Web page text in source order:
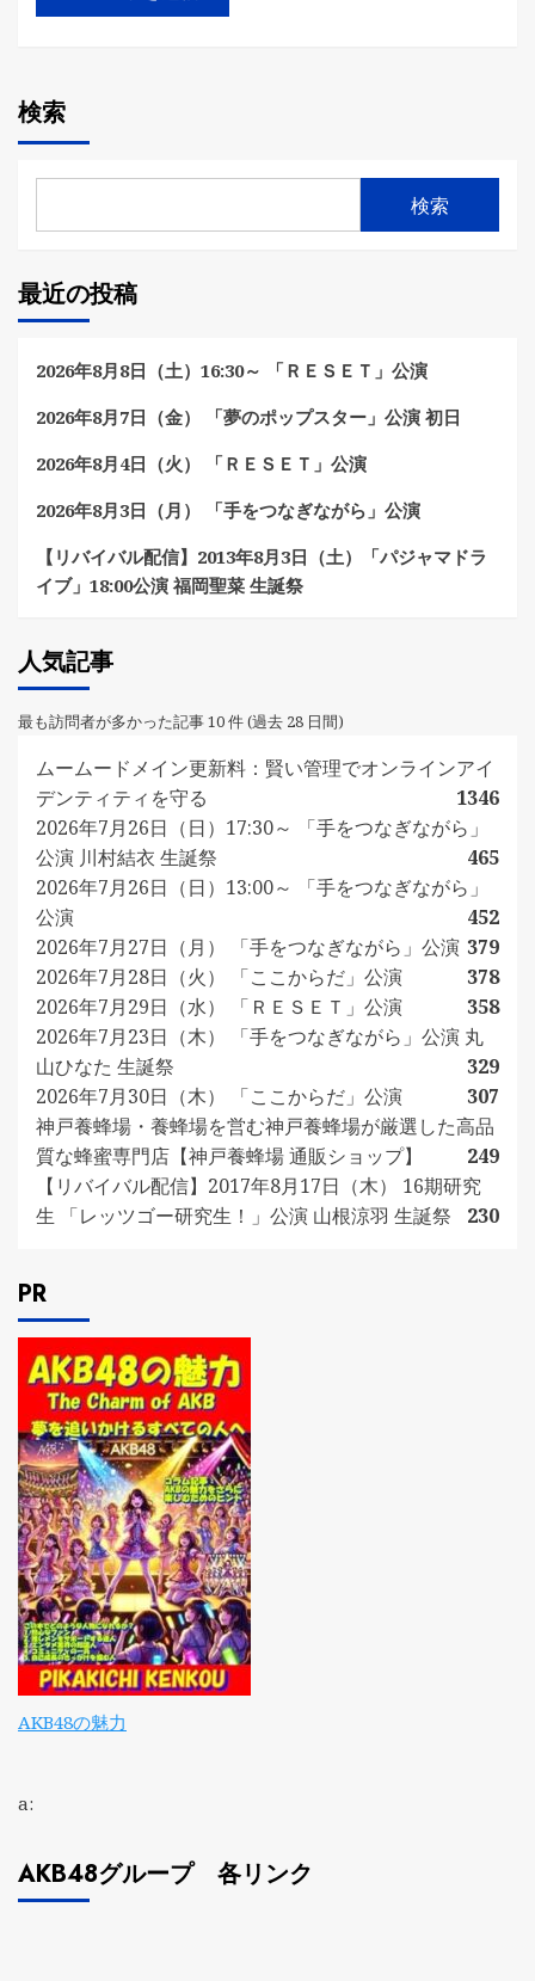
検索
検索
最近の投稿
2026年8月8日（土）16:30～ 「ＲＥＳＥＴ」公演
2026年8月7日（金） 「夢のポップスター」公演 初日
2026年8月4日（火） 「ＲＥＳＥＴ」公演
2026年8月3日（月） 「手をつなぎながら」公演
【リバイバル配信】2013年8月3日（土）「パジャマドラ
イブ」18:00公演 福岡聖菜 生誕祭
人気記事
最も訪問者が多かった記事 10 件 (過去 28 日間)
ムームードメイン更新料：賢い管理でオンラインアイ
デンティティを守る
1346
2026年7月26日（日）17:30～ 「手をつなぎながら」
公演 川村結衣 生誕祭
465
2026年7月26日（日）13:00～ 「手をつなぎながら」
公演
452
2026年7月27日（月） 「手をつなぎながら」公演 379
2026年7月28日（火） 「ここからだ」公演
378
2026年7月29日（水） 「ＲＥＳＥＴ」公演
358
2026年7月23日（木） 「手をつなぎながら」公演 丸
山ひなた 生誕祭
329
2026年7月30日（木） 「ここからだ」公演
307
神戸養蜂場・養蜂場を営む神戸養蜂場が厳選した高品
質な蜂蜜専門店【神戸養蜂場 通販ショップ】
249
【リバイバル配信】2017年8月17日（木） 16期研究
生 「レッツゴー研究生！」公演 山根涼羽 生誕祭
230
PR
AKB48の魅力
a:
AKB48グループ 各リンク